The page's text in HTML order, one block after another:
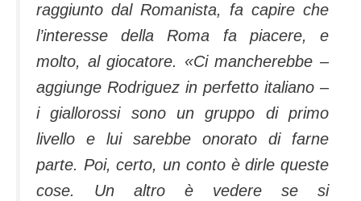
raggiunto dal Romanista, fa capire che
l’interesse della Roma fa piacere, e
molto, al giocatore. «Ci mancherebbe –
aggiunge Rodriguez in perfetto italiano –
i giallorossi sono un gruppo di primo
livello e lui sarebbe onorato di farne
parte. Poi, certo, un conto è dirle queste
cose. Un altro è vedere se si